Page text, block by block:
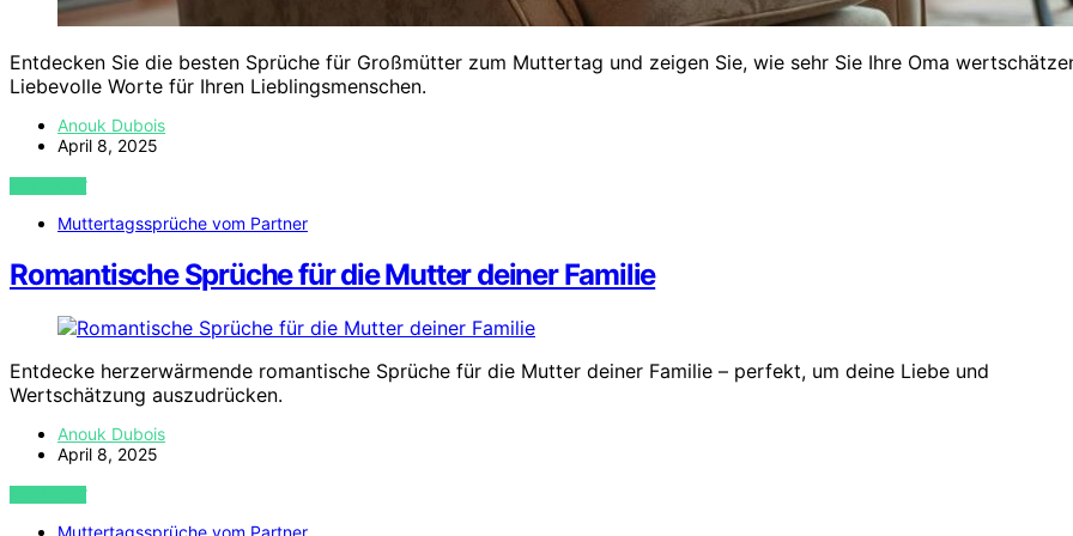
Entdecken Sie die besten Sprüche für Großmütter zum Muttertag und zeigen Sie, wie sehr Sie Ihre Oma
Liebevolle Worte für Ihren Lieblingsmenschen.
Anouk Dubois
April 8, 2025
VIEW POST
Muttertagssprüche vom Partner
Romantische Sprüche für die Mutter deiner Familie
Entdecke herzerwärmende romantische Sprüche für die Mutter deiner Familie – perfekt, um deine Liebe und
Wertschätzung auszudrücken.
Anouk Dubois
April 8, 2025
VIEW POST
Muttertagssprüche vom Partner